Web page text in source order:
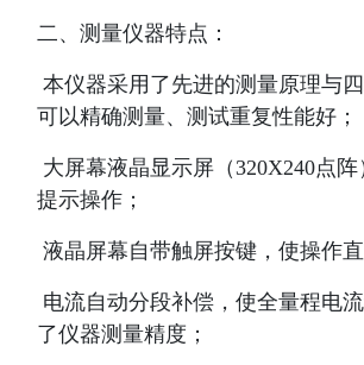
二、测量仪器特点：
本仪器采用了先进的测量原理与
可以精确测量、测试重复性能好；
大屏幕液晶显示屏（320X240点
提示操作；
液晶屏幕自带触屏按键，使操作直
电流自动分段补偿，使全量程电
了仪器测量精度；